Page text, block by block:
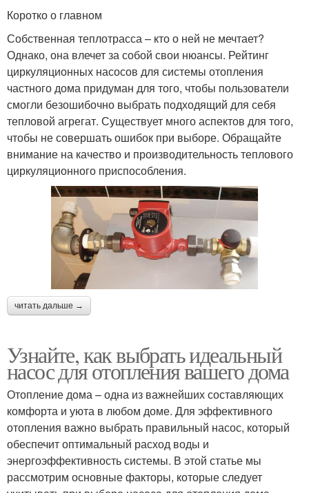
Коротко о главном
Собственная теплотрасса – кто о ней не мечтает?
Однако, она влечет за собой свои нюансы. Рейтинг
циркуляционных насосов для системы отопления
частного дома придуман для того, чтобы пользователи
смогли безошибочно выбрать подходящий для себя
тепловой агрегат. Существует много аспектов для того,
чтобы не совершать ошибок при выборе. Обращайте
внимание на качество и производительность теплового
циркуляционного приспособления.
читать дальше →
Узнайте, как выбрать идеальный
насос для отопления вашего дома
Отопление дома – одна из важнейших составляющих
комфорта и уюта в любом доме. Для эффективного
отопления важно выбрать правильный насос, который
обеспечит оптимальный расход воды и
энергоэффективность системы. В этой статье мы
рассмотрим основные факторы, которые следует